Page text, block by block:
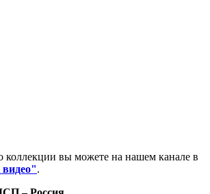
коллекции вы можете на нашем канале в
.